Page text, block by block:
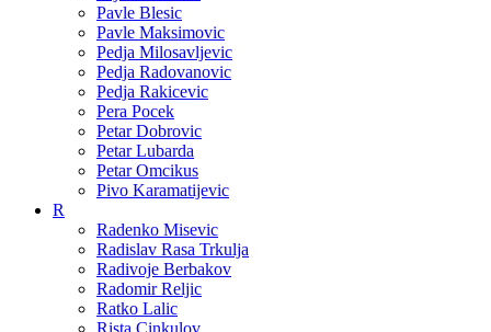
Pavle Blesic
Pavle Maksimovic
Pedja Milosavljevic
Pedja Radovanovic
Pedja Rakicevic
Pera Pocek
Petar Dobrovic
Petar Lubarda
Petar Omcikus
Pivo Karamatijevic
R
Radenko Misevic
Radislav Rasa Trkulja
Radivoje Berbakov
Radomir Reljic
Ratko Lalic